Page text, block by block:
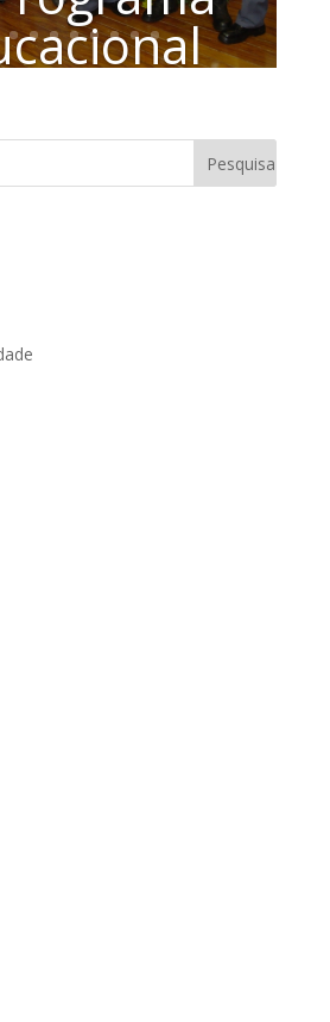
e à
e do
DECRETO LEGISLATIVO Nº